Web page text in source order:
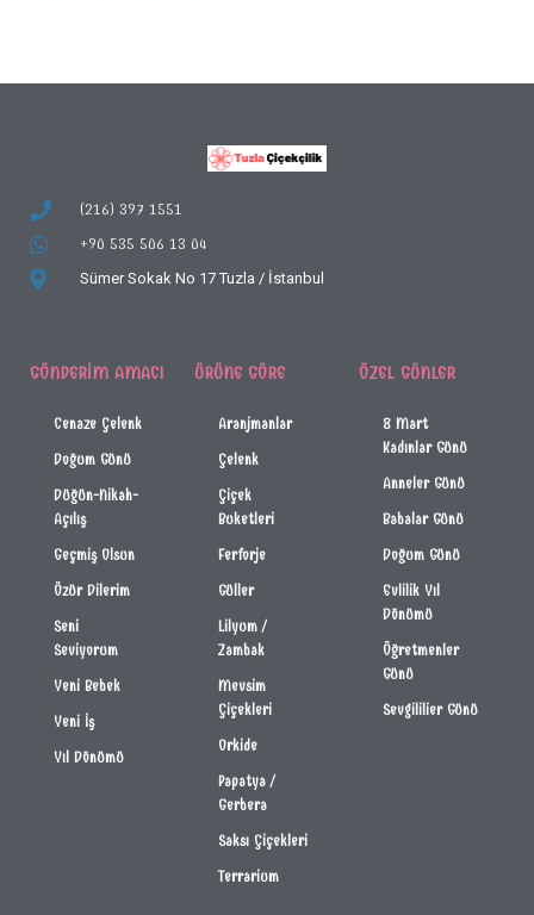
(216) 397 1551
+90 535 506 13 04
Sümer Sokak No 17 Tuzla / İstanbul
GÖNDERIM AMACI
Cenaze Çelenk
Doğum Günü
Düğün-Nikah-
Açılış
Geçmiş Olsun
Özür Dilerim
Seni
Seviyorum
Yeni Bebek
Yeni İş
Yıl Dönümü
ÜRÜNE GÖRE
Aranjmanlar
Çelenk
Çiçek
Buketleri
Ferforje
Güller
Lilyum /
Zambak
Mevsim
Çiçekleri
Orkide
Papatya /
Gerbera
Saksı Çiçekleri
Terrarium
ÖZEL GÜNLER
8 Mart
Kadınlar Günü
Anneler Günü
Babalar Günü
Doğum Günü
Evlilik Yıl
Dönümü
Öğretmenler
Günü
Sevgililier Günü